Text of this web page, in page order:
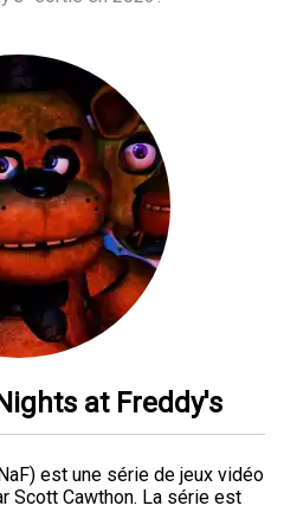
at Freddy's
est une série de jeux vidéo
Scott Cawthon. La série est